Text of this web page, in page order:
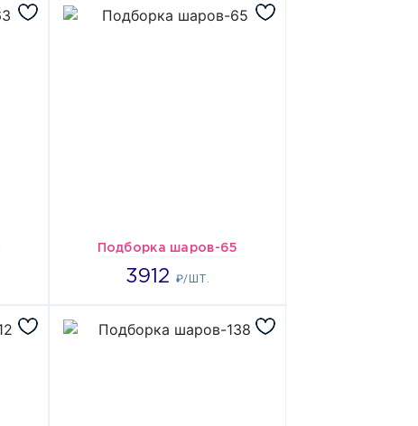
Подборка шаров-65
3912 ₽/ШТ.
3912